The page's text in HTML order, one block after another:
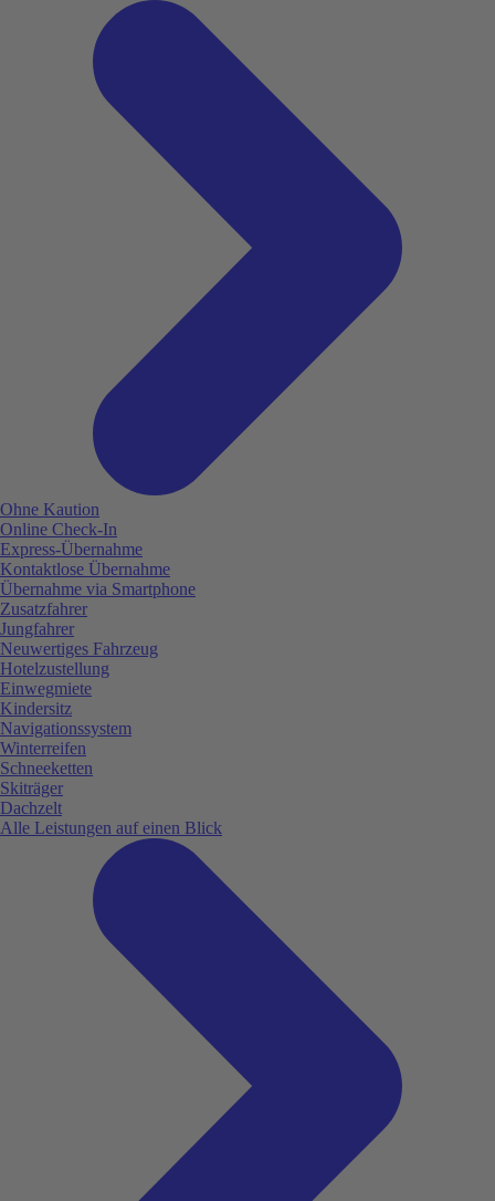
Ohne Kaution
Online Check-In
Express-Übernahme
Kontaktlose Übernahme
Übernahme via Smartphone
Zusatzfahrer
Jungfahrer
Neuwertiges Fahrzeug
Hotelzustellung
Einwegmiete
Kindersitz
Navigationssystem
Winterreifen
Schneeketten
Skiträger
Dachzelt
Alle Leistungen auf einen Blick